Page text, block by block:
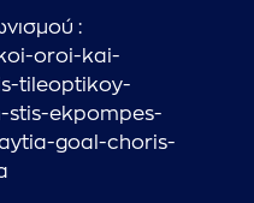
:
oroi-kai-
tileoptikoy-
stis-ekpompes-
goal-choris-